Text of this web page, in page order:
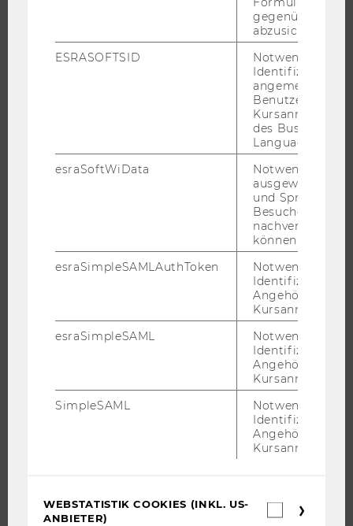
INTERNATIONALE UND INCOMING EXCHANGE STUDIERENDE
ANGEBOTE FÜR SCHULEN UND STUDIENINTERESSIERTE
FORSCHUNG
IMPACT DER FORSCHUNG
ORGANISATION DER FORSCHUNG
ÜBER DIE WU
EVENTS ARCHIV
gegenüber
abzusichern.
ESRASOFTSID
Notwendig zur
Identifizierung
angemeldeten
Benutzers im
des Business
Language
esraSoftWiData
Notwendig um
ausgewählte
und
Besuchers
nachverfolgen
können.
esraSimpleSAMLAuthToken
Notwendig zur
Identifizierung
Angehörige/r für
Kursanmeldung.
esraSimpleSAML
Notwendig zur
Identifizierung
Angehörige/r für
Kursanmeldung.
SimpleSAML
Notwendig zur
Identifizierung
Angehörige/r für
Kursanmeldung.
WEBSTATISTIK COOKIES (INKL. US-
ANBIETER)